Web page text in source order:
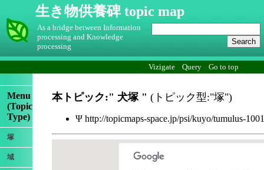
生き物供養碑 topic map
As a bridge between Information
processing and Knowledge
processing
Vizigate Query Go to top
Menu
(Topic
Type)
塚
域
本トピック:" 犬塚 " (トピック型:"塚")
Ψ http://topicmaps-space.jp/psi/kuyo/tumulus-